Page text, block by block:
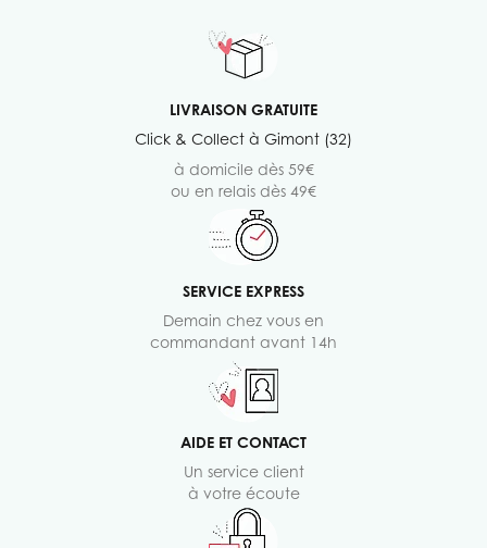
LIVRAISON GRATUITE
Click & Collect à Gimont (32)
à domicile dès 59€
ou en relais dès 49€
SERVICE EXPRESS
Demain chez vous en
commandant avant 14h
AIDE ET CONTACT
Un service client
à votre écoute